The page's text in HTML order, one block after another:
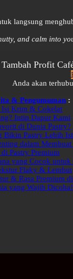
langsung
and calm into
Tambah Profit
Anda akan
& Pengumuman :
Isi Krim & Cokelat
Intip Dapur Kami
di Dunia Pastry?
Bikin Pastry Lebih
dalam Membuat
Pastry Premium
yang Cocok untuk
Flaky & Lembut
& Rasa Premium
yang Wajib Dicoba!